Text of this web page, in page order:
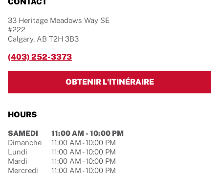
33 Heritage Meadows Way SE
#222
Calgary, AB T2H 3B3
(403) 252-3373
OBTENIR L'ITINÉRAIRELINK OPENS IN
HOURS
Jour de la semaineHours
SAMEDI 11:00 AM -10:00 PM
Dimanche
11:00 AM -10:00 PM
Lundi
11:00 AM -10:00 PM
Mardi
11:00 AM -10:00 PM
Mercredi
11:00 AM -10:00 PM